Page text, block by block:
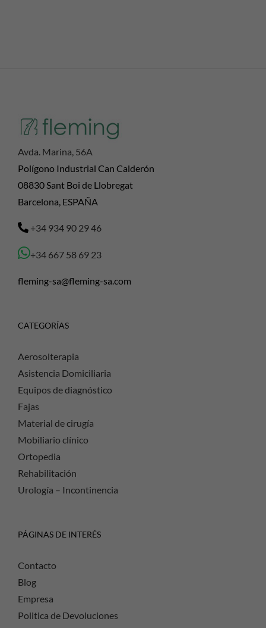
Avda. Marina, 56A
Polígono Industrial Can Calderón
08830 Sant Boi de Llobregat
Barcelona, ESPAÑA
+34 934 90 29 46
+34 667 58 69 23
fleming-sa@fleming-sa.com
CATEGORÍAS
Aerosolterapia
Asistencia Domiciliaria
Equipos de diagnóstico
Fajas
Material de cirugía
Mobiliario clínico
Ortopedia
Rehabilitación
Urología – Incontinencia
PÁGINAS DE INTERÉS
Contacto
Blog
Empresa
Politica de Devoluciones